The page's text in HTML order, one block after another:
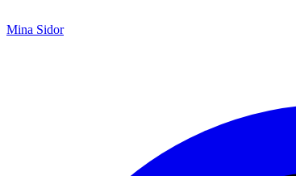
Mina Sidor